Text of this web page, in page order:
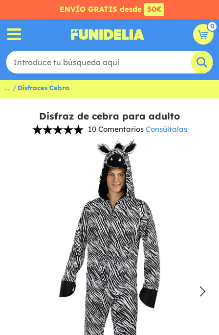
ENVÍO GRATIS desde 50€
0
... Disfraces Cebra
Disfraz de cebra para adulto
10 Comentarios Consúltalas